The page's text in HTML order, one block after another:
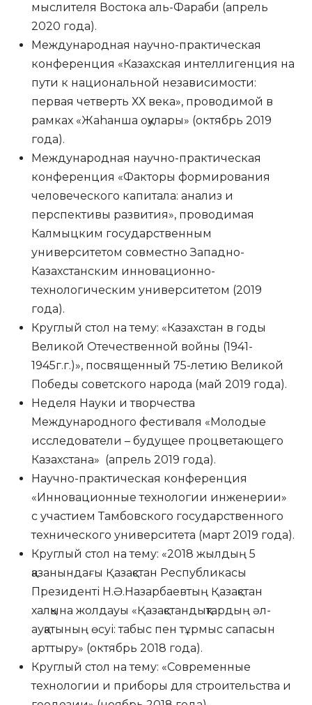
мыслителя Востока аль-Фараби (апрель
2020 года).
Международная научно-практическая
конференция «Казахская интеллигенция на
пути к национальной независимости:
первая четверть ХХ века», проводимой в
рамках «Жаhанша оқулары» (октябрь 2019
года).
Международная научно-практическая
конференция «Факторы формирования
человеческого капитала: анализ и
перспективы развития», проводимая
Калмыцким государственным
университетом совместно Западно-
Казахстанским инновационно-
технологическим университетом (2019
года).
Круглый стол на тему: «Казахстан в годы
Великой Отечественной войны (1941-
1945г.г.)», посвященный 75-летию Великой
Победы советского народа (май 2019 года).
Неделя Науки и творчества
Международного фестиваля «Молодые
исследователи – будущее процветающего
Казахстана» (апрель 2019 года).
Научно-практическая конференция
«Инновационные технологии инженерии»
с участием Тамбовского государственного
технического университета (март 2019 года).
Круглый стол на тему: «2018 жылдың 5
қазанындағы Қазақстан Республикасы
Президенті Н.Ә.Назарбаевтың Қазақстан
халқына жолдауы «Қазақстандықтардың әл-
ауқатының өсуі: табыс пен тұрмыс сапасын
арттыру» (октябрь 2018 года).
Круглый стол на тему: «Современные
технологии и приборы для строительства и